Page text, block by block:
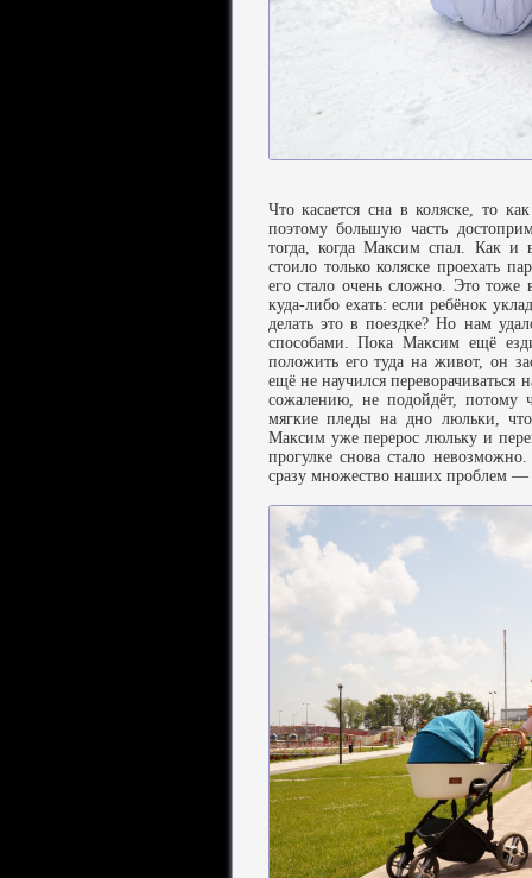
Что касается сна в коляске, то
поэтому большую часть
тогда, когда Максим спал. Как и
стоило только коляске проехать
его стало очень сложно. Это тоже
куда-либо ехать: если ребёнок
делать это в поездке? Но нам
способами. Пока Максим ещё
положить его туда на живот, он
ещё не научился переворачиваться
сожалению, не подойдёт, потому
мягкие пледы на дно люльки,
Максим уже перерос люльку и
прогулке снова стало
сразу множество наших проблем —